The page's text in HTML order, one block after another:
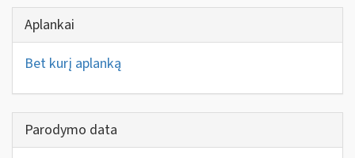
Aplankai
Bet kurį aplanką
Parodymo data